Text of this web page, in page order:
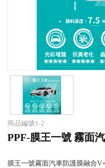
商品編號1-2
PPF-膜王一號 霧面
膜王一號霧面汽車防護膜融合